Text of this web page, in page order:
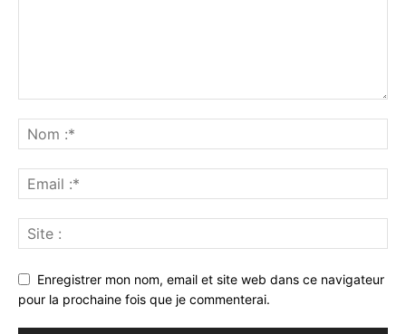
Enregistrer mon nom, email et site web dans ce navigateur
pour la prochaine fois que je commenterai.